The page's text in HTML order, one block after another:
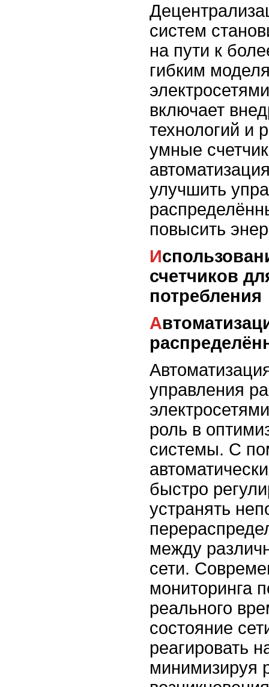
систем
на пути к
гибким
включает
технологий и
умные
улучшить
повысить
Использование умных
счетчиков
потребления
Автоматизация и мониторинг в
управления
роль в
системы. С
быстро
устранять
между
сети.
мониторинга
реального
состояние
реагировать
минимизируя